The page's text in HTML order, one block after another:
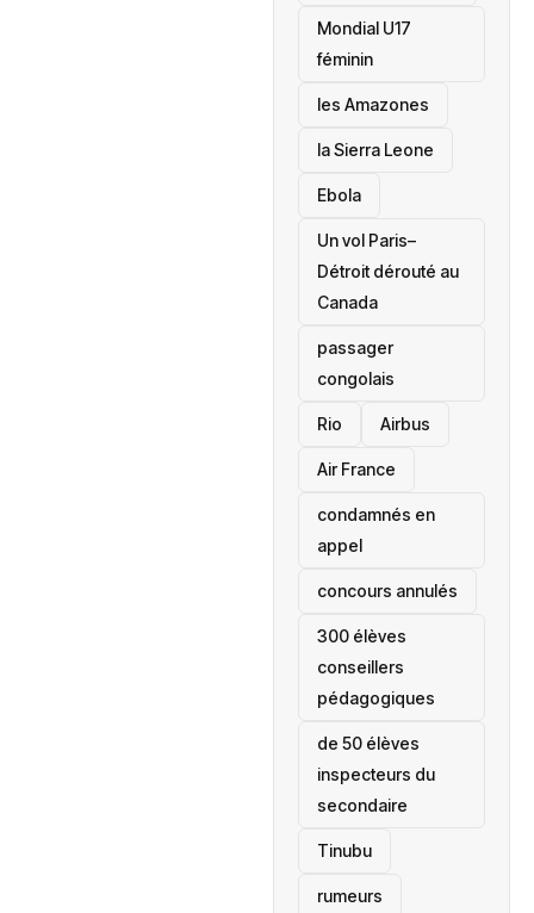
Mondial U17
féminin
les Amazones
la Sierra Leone
‎Ebola
Un vol Paris–
Détroit dérouté au
Canada
passager
congolais
Rio Airbus
Air France
condamnés en
appel
concours annulés
300 élèves
conseillers
pédagogiques
de 50 élèves
inspecteurs du
secondaire
Tinubu
rumeurs